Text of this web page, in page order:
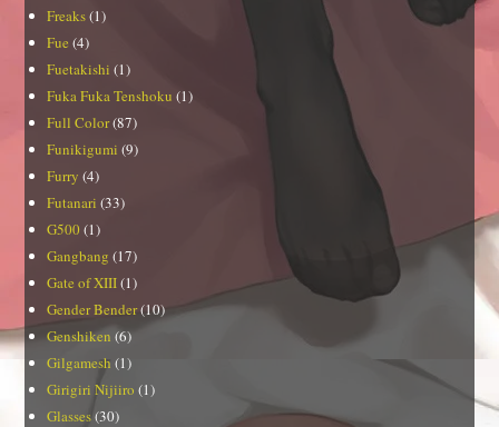
Freaks(1)
Fue (4)
Fuetakishi (1)
Fuka Fuka Tenshoku (1)
Full Color(87)
Funikigumi (9)
Furry (4)
Futanari (33)
G500 (1)
Gangbang (17)
Gate of XIII(1)
Gender Bender(10)
Genshiken (6)
Gilgamesh (1)
Girigiri Nijiiro (1)
Glasses(30)